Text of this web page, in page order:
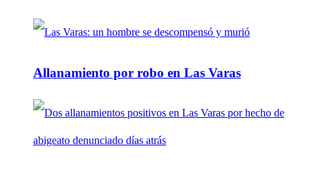
Allanamiento por robo en Las Varas